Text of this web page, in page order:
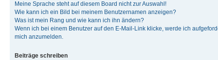
Meine Sprache steht auf diesem Board nicht zur Auswahl!
Wie kann ich ein Bild bei meinem Benutzernamen anzeigen?
Was ist mein Rang und wie kann ich ihn ändern?
Wenn ich bei einem Benutzer auf den E-Mail-Link klicke, werde ich
mich anzumelden.
Beiträge schreiben